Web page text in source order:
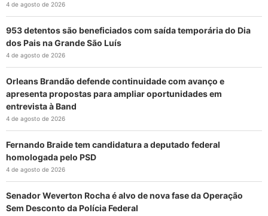
4 de agosto de 2026
953 detentos são beneficiados com saída temporária do Dia
dos Pais na Grande São Luís
4 de agosto de 2026
Orleans Brandão defende continuidade com avanço e
apresenta propostas para ampliar oportunidades em
entrevista à Band
4 de agosto de 2026
Fernando Braide tem candidatura a deputado federal
homologada pelo PSD
4 de agosto de 2026
Senador Weverton Rocha é alvo de nova fase da Operação
Sem Desconto da Polícia Federal